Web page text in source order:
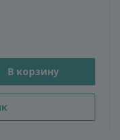
В корзину